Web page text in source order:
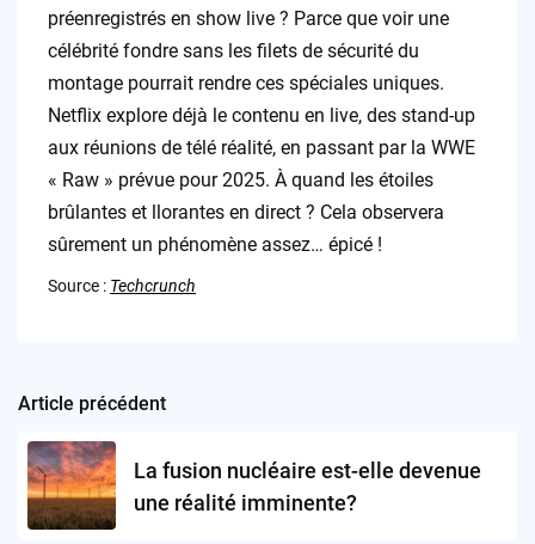
préenregistrés en show live ? Parce que voir une
célébrité fondre sans les filets de sécurité du
montage pourrait rendre ces spéciales uniques.
Netflix explore déjà le contenu en live, des stand-up
aux réunions de télé réalité, en passant par la WWE
« Raw » prévue pour 2025. À quand les étoiles
brûlantes et llorantes en direct ? Cela observera
sûrement un phénomène assez… épicé !
Source : Techcrunch
Post
navigation
Article précédent
La fusion nucléaire est-elle devenue
une réalité imminente?